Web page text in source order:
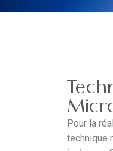
Pour la
technique